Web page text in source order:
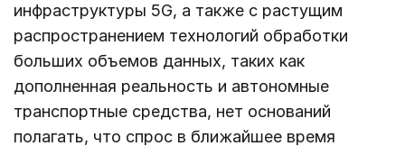
инфраструктуры 5G, а также с растущим
распространением технологий обработки
больших объемов данных, таких как
дополненная реальность и автономные
транспортные средства, нет оснований
полагать, что спрос в ближайшее время